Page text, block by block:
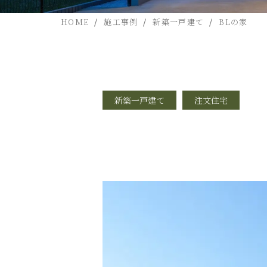
HOME 施工事例 新築一戸建て BLの家
新築一戸建て 注文住宅